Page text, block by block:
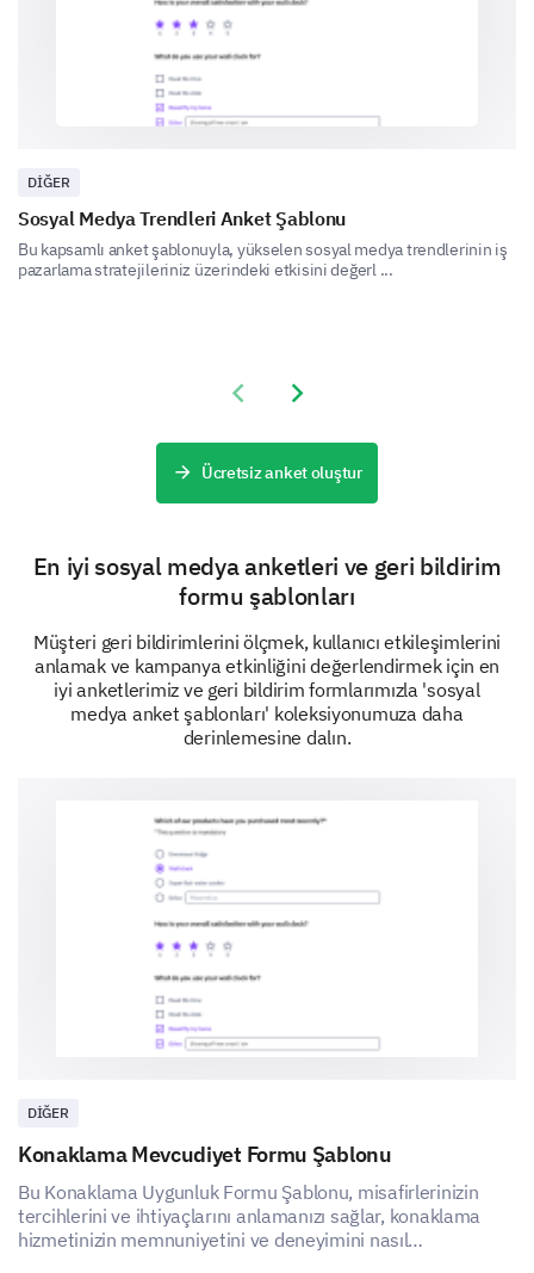
How do you perceive the following aspects of
Value for money
Innovation
How likely are you to recommend our brand to
Your Interaction with Our Brand
We want to dive deeper into your experiences when
interacting with our brand.
Which of our products/services have you used?
Product/Service A
Product/Service B
Product/Service C
Can you please share your most recent
DIĞER
Sosyal Medya Trendleri Anket Şablonu
Bu kapsamlı anket şablonuyla, yükselen sosyal medya trendlerinin iş
pazarlama stratejileriniz üzerindeki etkisini değerl ...
Previous slide
Next slide
Ücretsiz anket oluştur
En iyi sosyal medya anketleri ve geri bildirim
formu şablonları
Müşteri geri bildirimlerini ölçmek, kullanıcı etkileşimlerini
anlamak ve kampanya etkinliğini değerlendirmek için en
iyi anketlerimiz ve geri bildirim formlarımızla 'sosyal
medya anket şablonları' koleksiyonumuza daha
derinlemesine dalın.
DIĞER
Konaklama Mevcudiyet Formu Şablonu
Bu Konaklama Uygunluk Formu Şablonu, misafirlerinizin
tercihlerini ve ihtiyaçlarını anlamanızı sağlar, konaklama
hizmetinizin memnuniyetini ve deneyimini nasıl